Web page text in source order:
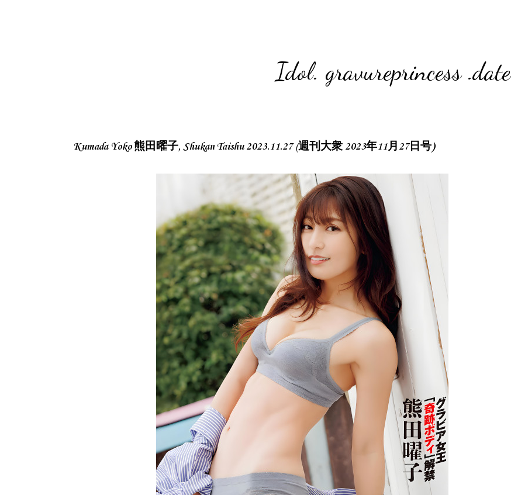
Idol. gravureprincess .date
Kumada Yoko 熊田曜子, Shukan Taishu 2023.11.27 (週刊大衆 2023年11月27日号)